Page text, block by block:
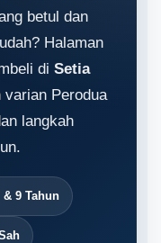
betul dan
Halaman
di Setia
varian Perodua
langkah
9 Tahun